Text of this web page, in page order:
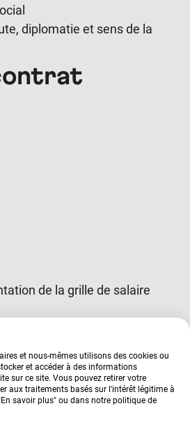
diplomatie et sens de la
de la grille de salaire
suis intéressé
le post
Ressources Humaines
et nous-mêmes utilisons des cookies ou
et accéder à des informations
sur ce site. Vous pouvez retirer votre
aux traitements basés sur l'intérêt légitime à
savoir plus" ou dans notre politique de